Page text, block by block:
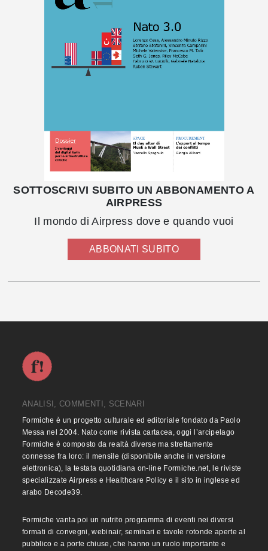
SOTTOSCRIVI SUBITO UN ABBONAMENTO A
AIRPRESS
Il mondo di Airpress dove e quando vuoi
ABBONATI SUBITO
ANALISI, COMMENTI, SCENARI
Formiche è un progetto culturale ed editoriale fondato da Paolo
Messa nel 2004. Nato come rivista cartacea, oggi l’arcipelago
Formiche è composto da realtà diverse ma strettamente
connesse fra loro: il mensile (disponibile anche in versione
elettronica), la testata quotidiana on-line Formiche.net, le riviste
specializzate Airpress e Healthcare Policy e il sito in inglese ed
arabo Decode39.
Formiche vanta poi un nutrito programma di eventi nei diversi
formati di convegni, webinair, seminari e tavole rotonde aperte al
pubblico e a porte chiuse, che hanno un ruolo importante e